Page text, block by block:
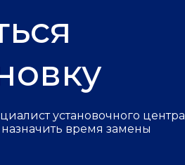
установочного центра
время замены